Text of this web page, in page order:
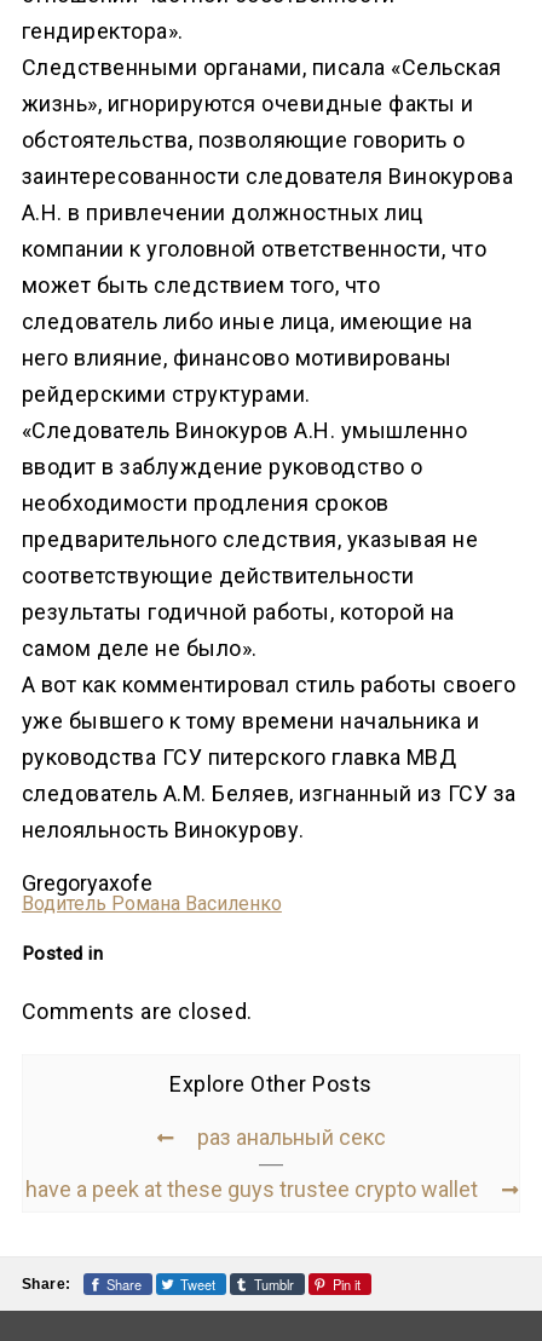
гендиректора».
Следственными органами, писала «Сельская
жизнь», игнорируются очевидные факты и
обстоятельства, позволяющие говорить о
заинтересованности следователя Винокурова
А.Н. в привлечении должностных лиц
компании к уголовной ответственности, что
может быть следствием того, что
следователь либо иные лица, имеющие на
него влияние, финансово мотивированы
рейдерскими структурами.
«Следователь Винокуров А.Н. умышленно
вводит в заблуждение руководство о
необходимости продления сроков
предварительного следствия, указывая не
соответствующие действительности
результаты годичной работы, которой на
самом деле не было».
А вот как комментировал стиль работы своего
уже бывшего к тому времени начальника и
руководства ГСУ питерского главка МВД
следователь А.М. Беляев, изгнанный из ГСУ за
нелояльность Винокурову.
Gregoryaxofe
Водитель Романа Василенко
Posted in
Comments are closed.
Explore Other Posts
раз анальный секс
have a peek at these guys trustee crypto wallet
Share: Share Tweet Tumblr Pin it